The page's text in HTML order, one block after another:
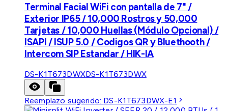
Terminal Facial WiFi con pantalla de 7" /
Exterior IP65 / 10,000 Rostros y 50,000
Tarjetas / 10,000 Huellas (Módulo Opcional) /
ISAPI / ISUP 5.0 / Codigos QR y Bluethooth /
Intercom SIP Estandar / HIK-IA
DS-K1T673DWXDS-K1T673DWX
Reemplazo sugerido: DS-K1T673DWX-E1